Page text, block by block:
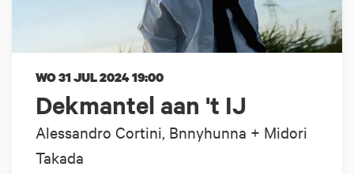
Dekmantel aan 't IJ
Alessandro Cortini, Bnnyhunna + Midori
Takada
WO 31 JUL 202419:00